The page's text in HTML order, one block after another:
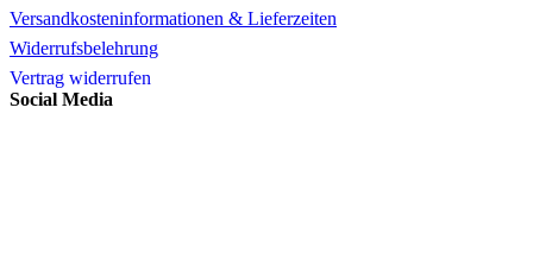
Versandkosteninformationen & Lieferzeiten
Widerrufsbelehrung
Vertrag widerrufen
Social Media